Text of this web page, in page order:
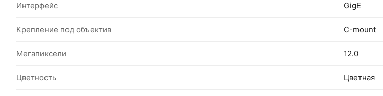
Интерфейс GigE
Крепление под объектив C-mount
Мегапиксели 12.0
Цветность Цветная